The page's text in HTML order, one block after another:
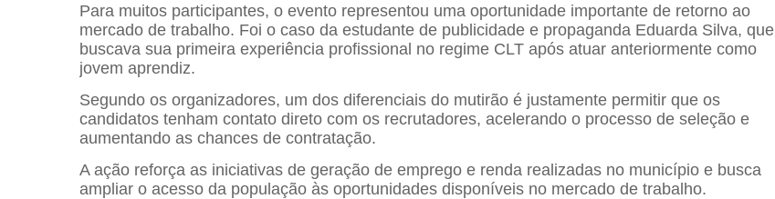
Para muitos participantes, o evento representou uma oportunidade importante de retorno ao
mercado de trabalho. Foi o caso da estudante de publicidade e propaganda Eduarda Silva, que
buscava sua primeira experiência profissional no regime CLT após atuar anteriormente como
jovem aprendiz.
Segundo os organizadores, um dos diferenciais do mutirão é justamente permitir que os
candidatos tenham contato direto com os recrutadores, acelerando o processo de seleção e
aumentando as chances de contratação.
A ação reforça as iniciativas de geração de emprego e renda realizadas no município e busca
ampliar o acesso da população às oportunidades disponíveis no mercado de trabalho.